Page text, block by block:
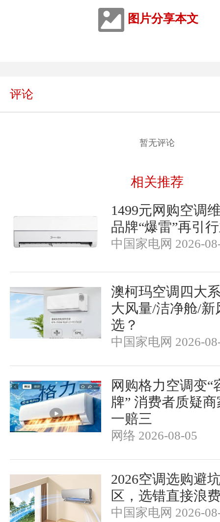
图片分享本文
评论
暂无评论
相关推荐
1499元网购空调
品牌“爆雷”再引
中国家电网 2026-
澳柯玛空调四大
大风量/洁净舱/新
选？
中国家电网 2026-
网购格力空调变“
牌” 消费者质疑
一赔三
网络 2026-08-05
2026空调选购避
区，选错直接浪
中国家电网 2026-